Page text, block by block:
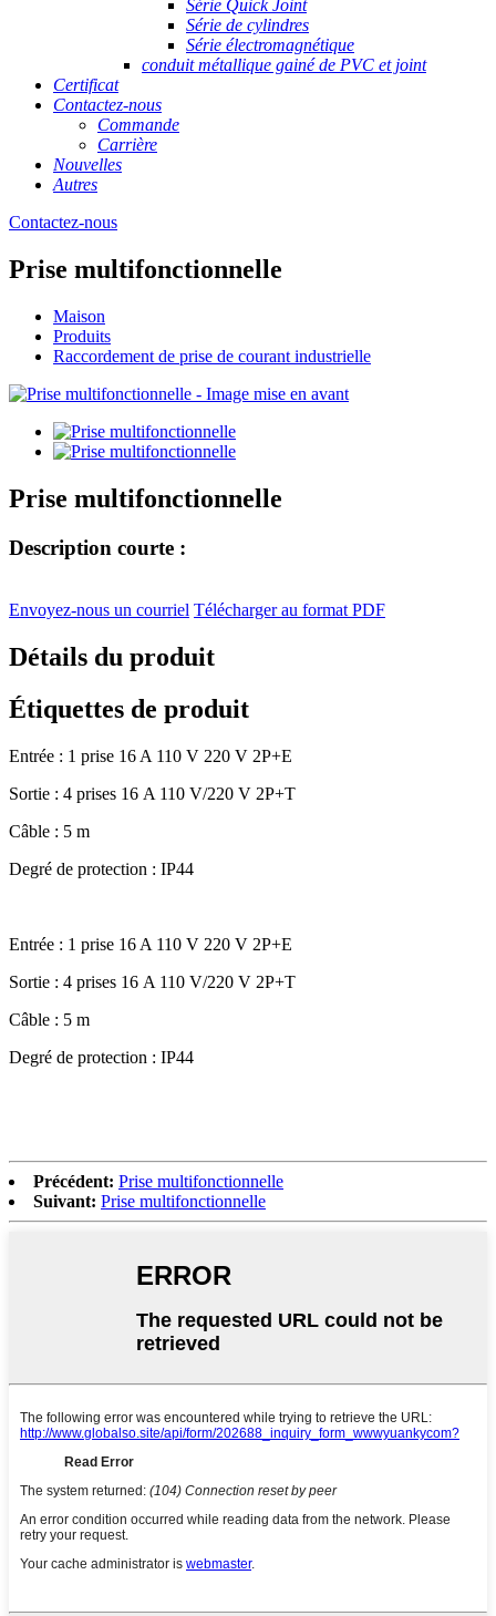
Série Quick Joint
Série de cylindres
Série électromagnétique
conduit métallique gainé de PVC et joint
Certificat
Contactez-nous
Commande
Carrière
Nouvelles
Autres
Contactez-nous
Prise multifonctionnelle
Maison
Produits
Raccordement de prise de courant industrielle
Prise multifonctionnelle
Description courte :
Envoyez-nous un courriel Télécharger au format PDF
Détails du produit
Étiquettes de produit
Entrée : 1 prise 16 A 110 V 220 V 2P+E
Sortie : 4 prises 16 A 110 V/220 V 2P+T
Câble : 5 m
Degré de protection : IP44
Entrée : 1 prise 16 A 110 V 220 V 2P+E
Sortie : 4 prises 16 A 110 V/220 V 2P+T
Câble : 5 m
Degré de protection : IP44
Précédent: Prise multifonctionnelle
Suivant: Prise multifonctionnelle